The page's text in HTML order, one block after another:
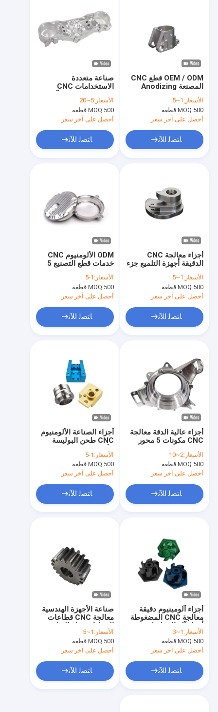
فيديوهات
مراقبة الجودة
أخبار
مدونة
قطع غيار الآلات الدقيقة
قطع غيار الآلات باستخدام الحاسب الآلي
أجزاء تحول CNC
أغطية الآلات الحاسوبية
أجهزة الحرارة المصنعة بالجهاز الآلي
اللوحة الأمامية من الألومنيوم
بالوعة الحرارة الألومنيوم النتوء
Skived Fin بالوعة الحرارة
حوض حرارة الصفيحة الباردة
نوابض مصنوعة حسب الطلب
صناعة متعددة
الاستخدامات CNC
الهندسة قطع غيار آلة
السيارات قطع غيار
مخصصة
الأسعار:5~20
MOQ:500 قطعة
أحصل على آخر سعر
ﺎﺘﺼﻟ ﺍﻶﻧ
OEM / ODM قطع CNC
المصنعة Anodizing
التصنيع
الأسعار: 1~5
MOQ:500 قطعة
أحصل على آخر سعر
ﺎﺘﺼﻟ ﺍﻶﻧ
ODM الألومنيوم CNC
خدمات قطع التصنيع 5
محور المعالجة السطحية
النيودية
الأسعار: 1-5
MOQ:500 قطعة
أحصل على آخر سعر
ﺎﺘﺼﻟ ﺍﻶﻧ
أجزاء معالجة CNC
الدقيقة أجهزة التلميع جزء
ميكانيكي CNC
الأسعار: 1~5
MOQ:500 قطعة
أحصل على آخر سعر
ﺎﺘﺼﻟ ﺍﻶﻧ
أجزاء الصناعة الألومنيوم
CNC طحن البوليسة
المخصصة
الأسعار: 1-5
MOQ:500 قطعة
أحصل على آخر سعر
ﺎﺘﺼﻟ ﺍﻶﻧ
أجزاء عالية الدقة معالجة
CNC مكونات 5 محور
الأسعار:2~10
MOQ:500 قطعة
أحصل على آخر سعر
ﺎﺘﺼﻟ ﺍﻶﻧ
صناعة الأجهزة الهندسية
معالجة CNC قطاعات
المعالجة حسب الطلب
قطع معدنية
الأسعار: 1~5
MOQ:500 قطعة
أحصل على آخر سعر
ﺎﺘﺼﻟ ﺍﻶﻧ
أجزاء آلومينيوم دقيقة
معالجة CNC المضغوطة
الأسعار: 1~3
MOQ:500 قطعة
أحصل على آخر سعر
ﺎﺘﺼﻟ ﺍﻶﻧ